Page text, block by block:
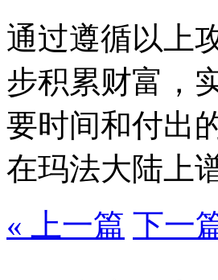
通过遵循以上
步积累财富，
要时间和付出
在玛法大陆上
« 上一篇 下一